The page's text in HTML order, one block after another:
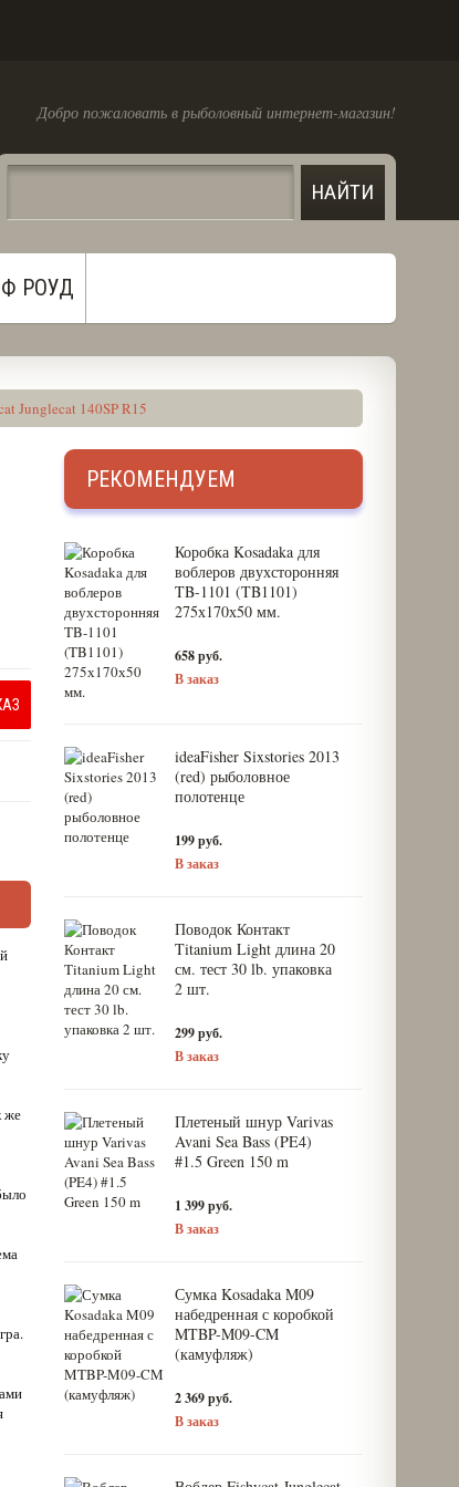
Добро пожаловать в рыболовный интернет-магазин!
РОУД
Junglecat 140SP R15
же
РЕКОМЕНДУЕМ
Коробка Kosadaka для
воблеров двухсторонняя
TB-1101 (TB1101)
275х170х50 мм.
658 руб.
В заказ
ideaFisher Sixstories 2013
(red) рыболовное
полотенце
199 руб.
В заказ
Поводок Контакт
Titanium Light длина 20
см. тест 30 lb. упаковка
2 шт.
299 руб.
В заказ
Плетеный шнур Varivas
Avani Sea Bass (PE4)
#1.5 Green 150 m
1 399 руб.
В заказ
Сумка Kosadaka M09
набедренная с коробкой
MTBP-M09-CM
(камуфляж)
2 369 руб.
В заказ